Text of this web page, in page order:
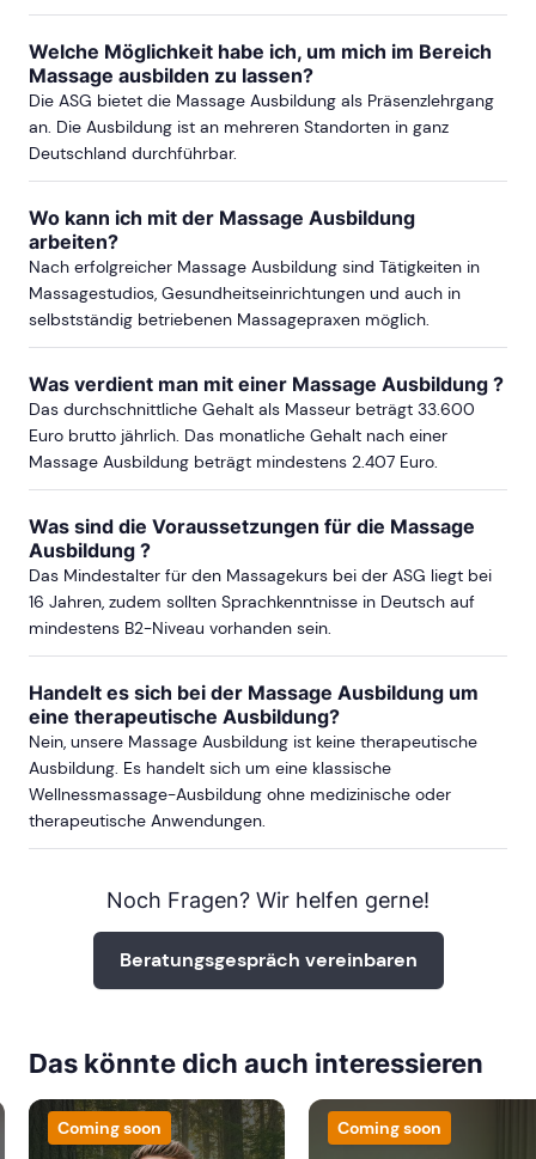
ab Sa, 20. März 2027
BREMEN
ab Sa, 15. August 2026
ab Sa, 7. November 2026
mehr Termine in Bremen anzeigen
DARMSTADT
ab Sa, 30. Januar 2027
ab Sa, 9. Oktober 2027
DÜSSELDORF
ab Sa, 29. August 2026
ab Sa, 17. Oktober 2026
mehr Termine in Düsseldorf anzeigen
ab Sa, 12. September 2026
Welche Möglichkeit habe ich, um mich im Bereich
Massage ausbilden zu lassen?
Die ASG bietet die Massage Ausbildung als Präsenzlehrgang
an. Die Ausbildung ist an mehreren Standorten in ganz
Deutschland durchführbar.
Wo kann ich mit der Massage Ausbildung
arbeiten?
Nach erfolgreicher Massage Ausbildung sind Tätigkeiten in
Massagestudios, Gesundheitseinrichtungen und auch in
selbstständig betriebenen Massagepraxen möglich.
Was verdient man mit einer Massage Ausbildung ?
Das durchschnittliche Gehalt als Masseur beträgt 33.600
Euro brutto jährlich. Das monatliche Gehalt nach einer
Massage Ausbildung beträgt mindestens 2.407 Euro.
Was sind die Voraussetzungen für die Massage
Ausbildung ?
Das Mindestalter für den Massagekurs bei der ASG liegt bei
16 Jahren, zudem sollten Sprachkenntnisse in Deutsch auf
mindestens B2-Niveau vorhanden sein.
Handelt es sich bei der Massage Ausbildung um
eine therapeutische Ausbildung?
Nein, unsere Massage Ausbildung ist keine therapeutische
Ausbildung. Es handelt sich um eine klassische
Wellnessmassage-Ausbildung ohne medizinische oder
therapeutische Anwendungen.
Noch Fragen? Wir helfen gerne!
Beratungsgespräch vereinbaren
Das könnte dich auch interessieren
Coming soon Coming soon